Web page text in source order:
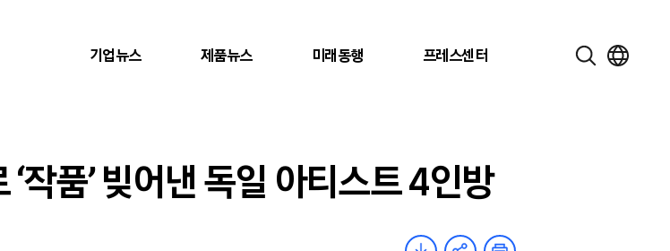
기업뉴스 제품뉴스 미래동행 프레스센터
작품’ 빚어낸 독일 아티스트 4인방